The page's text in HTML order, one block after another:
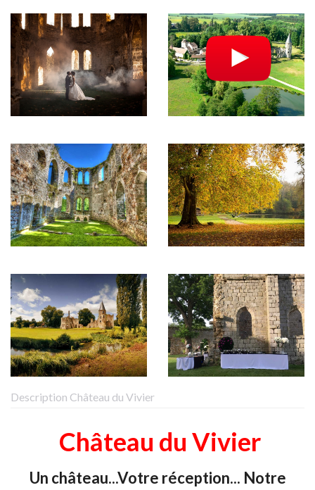
Description Château du Vivier
Château du Vivier
Un château...Votre réception... Notre